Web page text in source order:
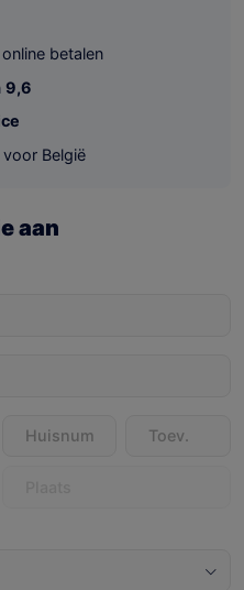
online betalen
9,6
België
aan